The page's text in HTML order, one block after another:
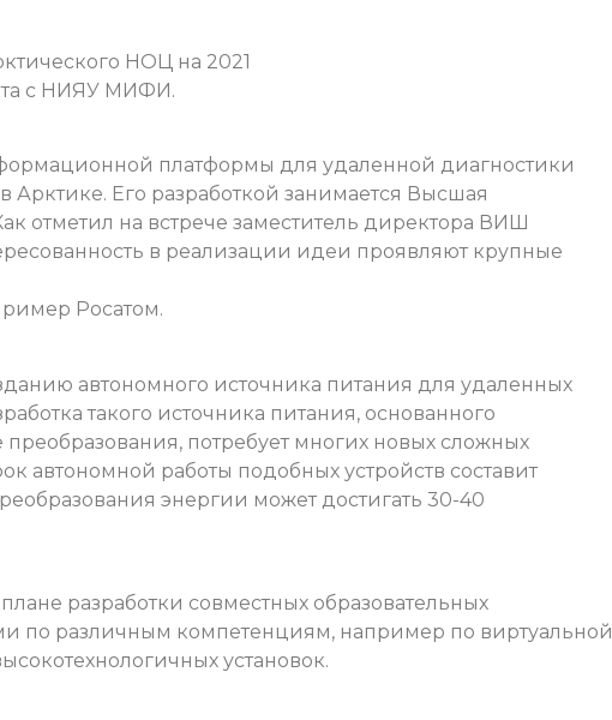
НОЦ на 2021
с НИЯУ МИФИ.
платформы для удаленной диагностики
Арктике. Его разработкой занимается Высшая
отметил на встрече заместитель директора ВИШ
в реализации идеи проявляют крупные
Росатом.
автономного источника питания для удаленных
такого источника питания, основанного
потребует многих новых сложных
автономной работы подобных устройств составит
энергии может достигать 30-40
разработки совместных образовательных
по различным компетенциям, например по виртуальной
установок.